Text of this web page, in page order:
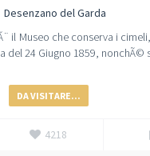
Desenzano del Garda
il Museo che conserva i
del 24 Giugno 1859, nonchÃ©
DA VISITARE...
4218